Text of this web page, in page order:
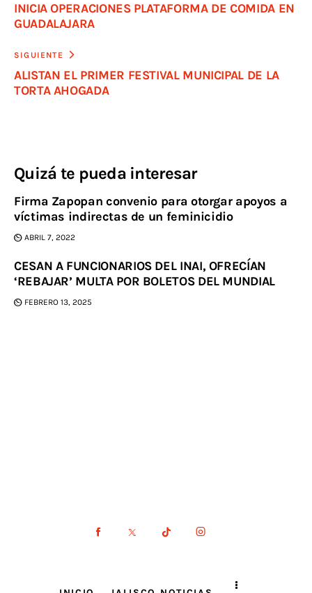
INICIA OPERACIONES PLATAFORMA DE COMIDA EN
GUADALAJARA
SIGUIENTE
ALISTAN EL PRIMER FESTIVAL MUNICIPAL DE LA
TORTA AHOGADA
Quizá te pueda interesar
Firma Zapopan convenio para otorgar apoyos a
víctimas indirectas de un feminicidio
ABRIL 7, 2022
CESAN A FUNCIONARIOS DEL INAI, OFRECÍAN
‘REBAJAR’ MULTA POR BOLETOS DEL MUNDIAL
FEBRERO 13, 2025